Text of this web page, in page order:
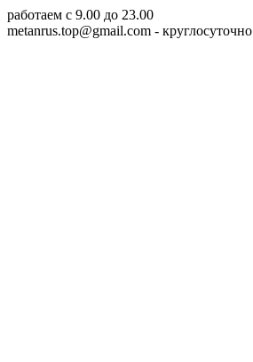
работаем c 9.00 до 23.00
metanrus.top@gmail.com - круглосуточно